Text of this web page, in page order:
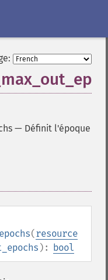
— Définit l'époque
(resource
): bool